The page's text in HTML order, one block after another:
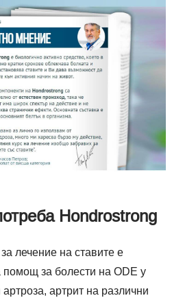
Hondrostrong
лечение на ставите е
помощ за болести на ODE у
артрит на различни